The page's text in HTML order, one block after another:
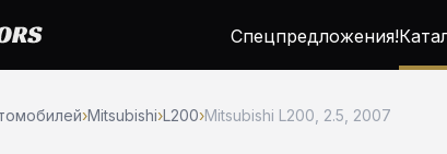
Спецпредложения!
›Mitsubishi›L200›Mitsubishi L200, 2.5, 2007